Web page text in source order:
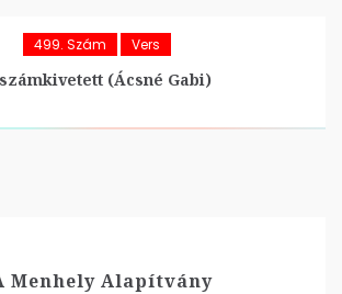
499. Szám Vers
(Ácsné Gabi)
Menhely Alapítvány